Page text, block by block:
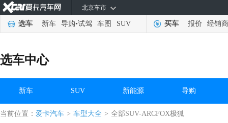
北京车市
选车 新车 导购•试驾 车图 SUV 买车 报价 经销商
选车中心
新车 SUV 新能源 导购
当前位置： 爱卡汽车 > 车型大全 > 全部SUV-ARCFOX极狐